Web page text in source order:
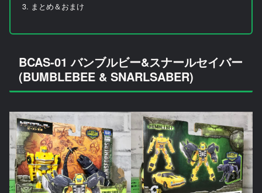
まとめ＆おまけ
BCAS-01 バンブルビー&スナールセイバー
(BUMBLEBEE & SNARLSABER)